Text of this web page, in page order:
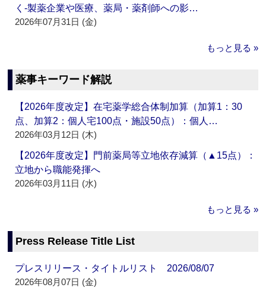
く‐製薬企業や医療、薬局・薬剤師への影…
2026年07月31日 (金)
もっと見る »
薬事キーワード解説
【2026年度改定】在宅薬学総合体制加算（加算1：30
点、加算2：個人宅100点・施設50点）：個人…
2026年03月12日 (木)
【2026年度改定】門前薬局等立地依存減算（▲15点）：
立地から職能発揮へ
2026年03月11日 (水)
もっと見る »
Press Release Title List
プレスリリース・タイトルリスト 2026/08/07
2026年08月07日 (金)